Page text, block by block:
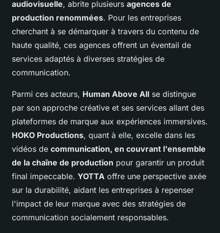
audiovisuelle, abrite plusieurs agences de
production renommées. Pour les entreprises
cherchant à se démarquer à travers du contenu de
haute qualité, ces agences offrent un éventail de
services adaptés à diverses stratégies de
communication.
Parmi ces acteurs, Human Above All se distingue
par son approche créative et ses services allant des
plateformes de marque aux expériences immersives.
HOKO Productions, quant à elle, excelle dans les
vidéos de communication, en couvrant l'ensemble
de la chaîne de production pour garantir un produit
final impeccable. YOTTA offre une perspective axée
sur la durabilité, aidant les entreprises à repenser
l'impact de leur marque avec des stratégies de
communication socialement responsables.